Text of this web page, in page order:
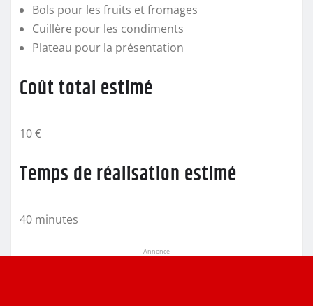
Bols pour les fruits et fromages
Cuillère pour les condiments
Plateau pour la présentation
Coût total estimé
10 €
Temps de réalisation estimé
40 minutes
Annonce